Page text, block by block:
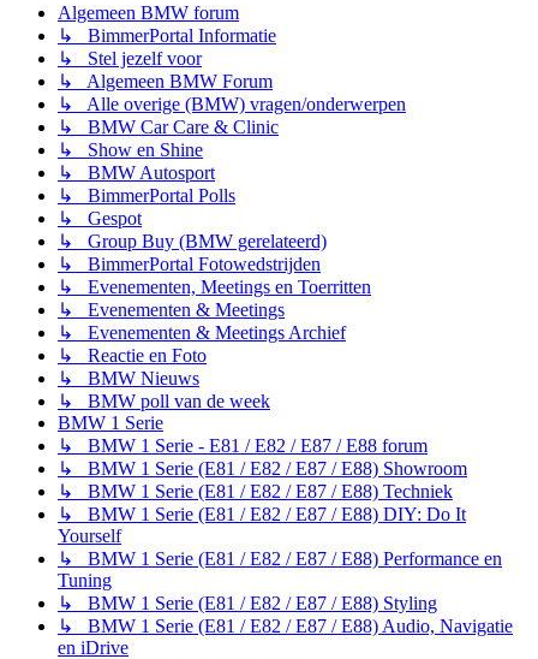
Algemeen BMW forum
↳ BimmerPortal Informatie
↳ Stel jezelf voor
↳ Algemeen BMW Forum
↳ Alle overige (BMW) vragen/onderwerpen
↳ BMW Car Care & Clinic
↳ Show en Shine
↳ BMW Autosport
↳ BimmerPortal Polls
↳ Gespot
↳ Group Buy (BMW gerelateerd)
↳ BimmerPortal Fotowedstrijden
↳ Evenementen, Meetings en Toerritten
↳ Evenementen & Meetings
↳ Evenementen & Meetings Archief
↳ Reactie en Foto
↳ BMW Nieuws
↳ BMW poll van de week
BMW 1 Serie
↳ BMW 1 Serie - E81 / E82 / E87 / E88 forum
↳ BMW 1 Serie (E81 / E82 / E87 / E88) Showroom
↳ BMW 1 Serie (E81 / E82 / E87 / E88) Techniek
↳ BMW 1 Serie (E81 / E82 / E87 / E88) DIY: Do It
Yourself
↳ BMW 1 Serie (E81 / E82 / E87 / E88) Performance en
Tuning
↳ BMW 1 Serie (E81 / E82 / E87 / E88) Styling
↳ BMW 1 Serie (E81 / E82 / E87 / E88) Audio, Navigatie
en iDrive